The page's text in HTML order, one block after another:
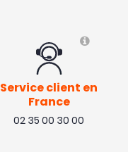
Service client en
France
02 35 00 30 00